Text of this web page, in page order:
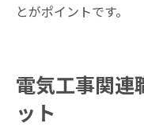
とがポイントです。
電気工事関連
ット